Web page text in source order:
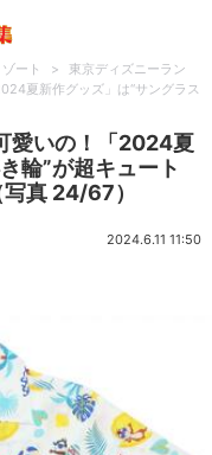
ート >
東京ディズニーラン
夏新作グッズ」は“サングラス
愛いの！「2024夏
輪”が超キュート
真 24/67）
2024.6.11 11:50